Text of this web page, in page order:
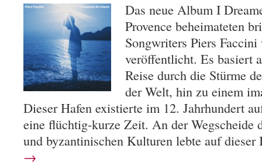
Das neue Album I
Provence beheimateten
Songwriters Piers
veröffentlicht. Es basiert
Reise durch die Stürme
der Welt, hin zu einem
Dieser Hafen existierte im 12. Jahrhundert
eine flüchtig-kurze Zeit. An der Wegscheide
und byzantinischen Kulturen lebte auf
→